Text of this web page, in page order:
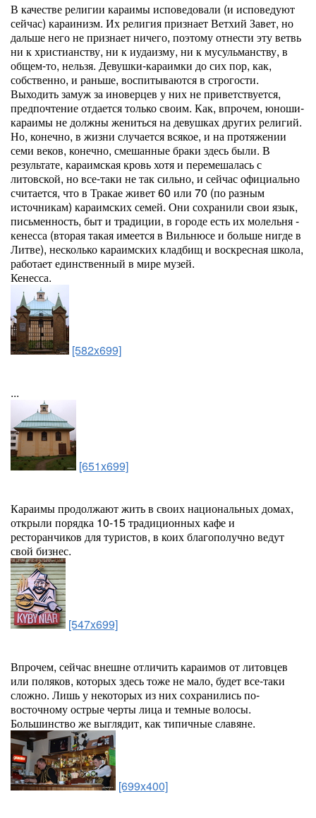
В качестве религии караимы исповедовали (и исповедуют
сейчас) караинизм. Их религия признает Ветхий Завет, но
дальше него не признает ничего, поэтому отнести эту ветвь
ни к христианству, ни к иудаизму, ни к мусульманству, в
общем-то, нельзя. Девушки-караимки до сих пор, как,
собственно, и раньше, воспитываются в строгости.
Выходить замуж за иноверцев у них не приветствуется,
предпочтение отдается только своим. Как, впрочем, юноши-
караимы не должны жениться на девушках других религий.
Но, конечно, в жизни случается всякое, и на протяжении
семи веков, конечно, смешанные браки здесь были. В
результате, караимская кровь хотя и перемешалась с
литовской, но все-таки не так сильно, и сейчас официально
считается, что в Тракае живет 60 или 70 (по разным
источникам) караимских семей. Они сохранили свои язык,
письменность, быт и традиции, в городе есть их молельня -
кенесса (вторая такая имеется в Вильнюсе и больше нигде в
Литве), несколько караимских кладбищ и воскресная школа,
работает единственный в мире музей.
Кенесса.
[582x699]
...
[651x699]
Караимы продолжают жить в своих национальных домах,
открыли порядка 10-15 традиционных кафе и
ресторанчиков для туристов, в коих благополучно ведут
свой бизнес.
[547x699]
Впрочем, сейчас внешне отличить караимов от литовцев
или поляков, которых здесь тоже не мало, будет все-таки
сложно. Лишь у некоторых из них сохранились по-
восточному острые черты лица и темные волосы.
Большинство же выглядит, как типичные славяне.
[699x400]